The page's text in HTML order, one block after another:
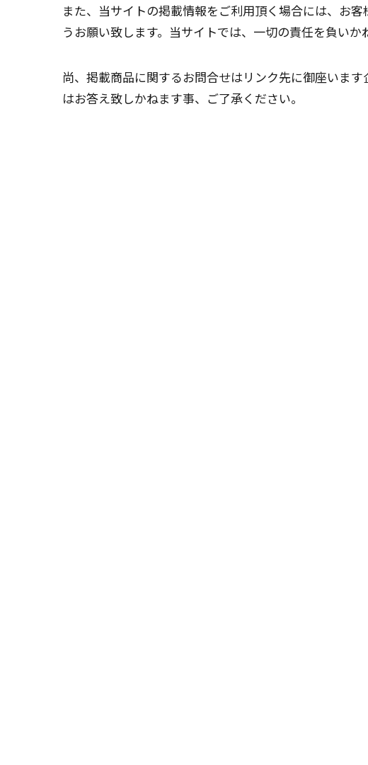
また、当サイトの掲載情報をご利用頂く場合には、お
うお願い致します。当サイトでは、一切の責任を負いか
尚、掲載商品に関するお問合せはリンク先に御座いま
はお答え致しかねます事、ご了承ください。